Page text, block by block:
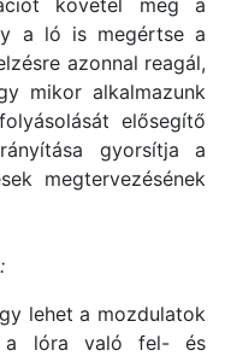
a ló is megértse a
azonnal reagál,
mikor alkalmazunk
elősegítő
gyorsítja a
megtervezésének
lehet a mozdulatok
a lóra való fel- és